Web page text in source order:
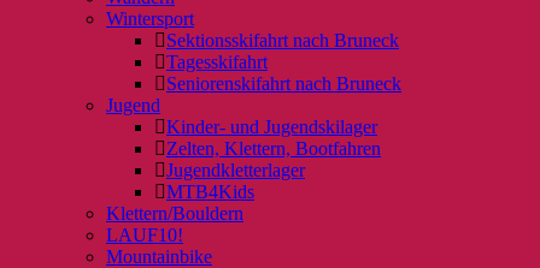
Wintersport
Sektionsskifahrt nach Bruneck
Tagesskifahrt
Seniorenskifahrt nach Bruneck
Jugend
Kinder- und Jugendskilager
Zelten, Klettern, Bootfahren
Jugendkletterlager
MTB4Kids
Klettern/Bouldern
LAUF10!
Mountainbike